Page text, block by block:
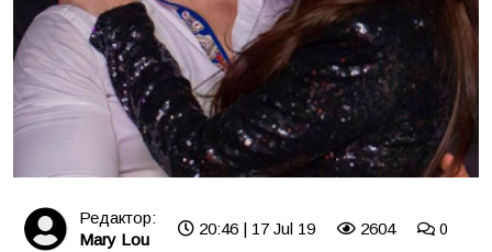
Редактор:
Mary Lou
20:46 | 17 Jul 19 2604 0